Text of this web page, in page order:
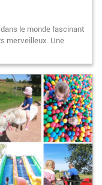
le monde fascinant
merveilleux. Une